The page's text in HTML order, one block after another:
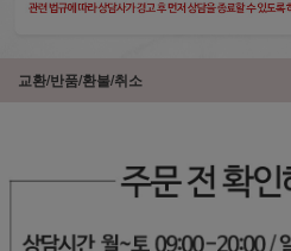
교환/반품/환불/취소